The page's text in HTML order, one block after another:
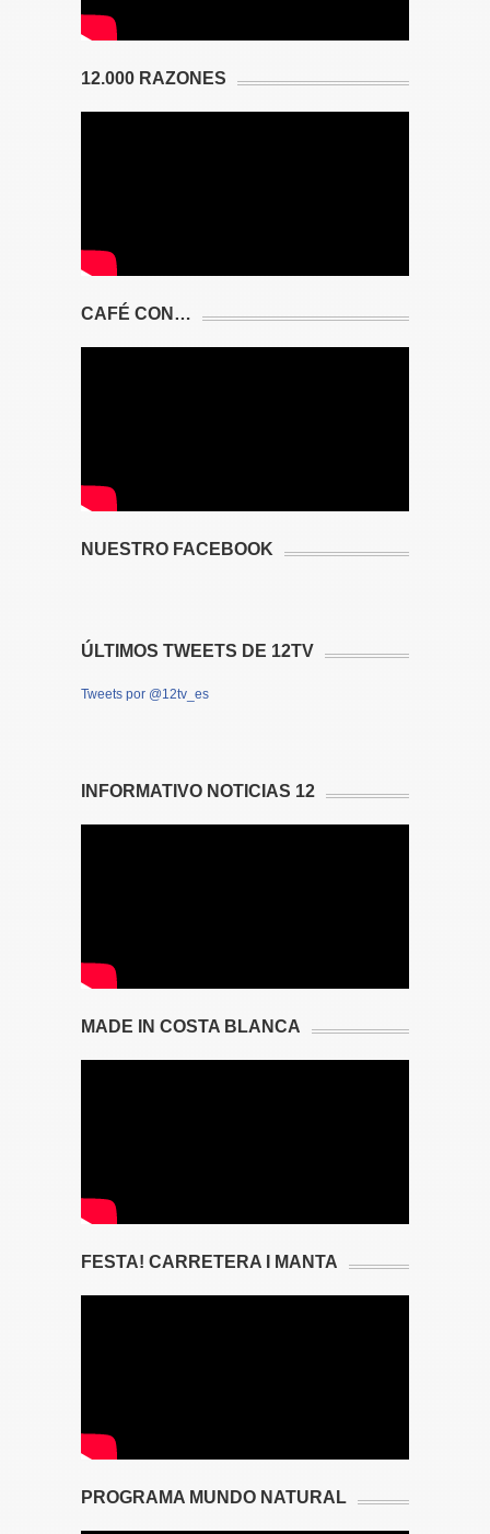
12.000 RAZONES
CAFÉ CON…
NUESTRO FACEBOOK
ÚLTIMOS TWEETS DE 12TV
Tweets por @12tv_es
INFORMATIVO NOTICIAS 12
MADE IN COSTA BLANCA
FESTA! CARRETERA I MANTA
PROGRAMA MUNDO NATURAL